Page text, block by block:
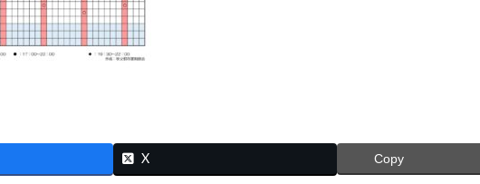
X Copy